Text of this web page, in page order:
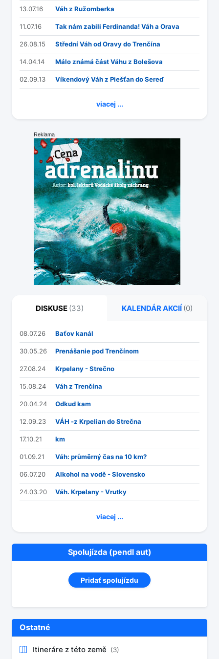
13.07.16 Váh z Ružomberka
11.07.16 Tak nám zabili Ferdinanda! Váh a Orava
26.08.15 Střední Váh od Oravy do Trenčína
14.04.14 Málo známá část Váhu z Bolešova
02.09.13 Víkendový Váh z Piešťan do Sereď
viacej ...
Reklama
DISKUSE (33) KALENDÁR AKCIÍ (0)
08.07.26 Baťov kanál
30.05.26 Prenášanie pod Trenčínom
27.08.24 Krpelany - Strečno
15.08.24 Váh z Trenčína
20.04.24 Odkud kam
12.09.23 VÁH -z Krpelian do Strečna
17.10.21 km
01.09.21 Váh: průměrný čas na 10 km?
06.07.20 Alkohol na vodě - Slovensko
24.03.20 Váh. Krpelany - Vrutky
viacej ...
Spolujízda (pendl aut)
Pridať spolujízdu
Ostatné
Itineráre z této země (3)